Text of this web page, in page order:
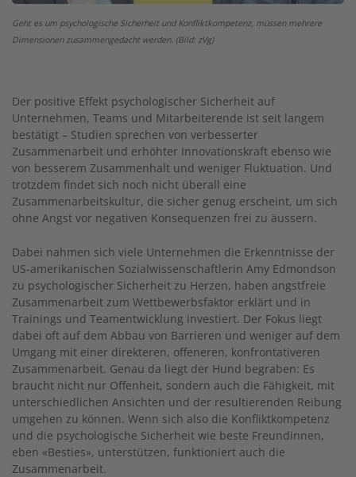
Geht es um psychologische Sicherheit und Konfliktkompetenz, müssen mehrere
Dimensionen zusammengedacht werden. (Bild: zVg)
Der positive Effekt psychologischer Sicherheit auf
Unternehmen, Teams und Mitarbeiterende ist seit langem
bestätigt – Studien sprechen von verbesserter
Zusammenarbeit und erhöhter Innovationskraft ebenso wie
von besserem Zusammenhalt und weniger Fluktuation. Und
trotzdem findet sich noch nicht überall eine
Zusammenarbeitskultur, die sicher genug erscheint, um sich
ohne Angst vor negativen Konsequenzen frei zu äussern.
Dabei nahmen sich viele Unternehmen die Erkenntnisse der
US-amerikanischen Sozialwissenschaftlerin Amy Edmondson
zu psychologischer Sicherheit zu Herzen, haben angstfreie
Zusammenarbeit zum Wettbewerbsfaktor erklärt und in
Trainings und Teamentwicklung investiert. Der Fokus liegt
dabei oft auf dem Abbau von Barrieren und weniger auf dem
Umgang mit einer direkteren, offeneren, konfrontativeren
Zusammenarbeit. Genau da liegt der Hund begraben: Es
braucht nicht nur Offenheit, sondern auch die Fähigkeit, mit
unterschiedlichen Ansichten und der resultierenden Reibung
umgehen zu können. Wenn sich also die Konfliktkompetenz
und die psychologische Sicherheit wie beste Freundinnen,
eben «Besties», unterstützen, funktioniert auch die
Zusammenarbeit.